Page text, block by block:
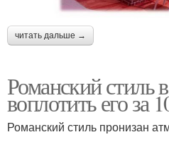
читать дальше →
Романский стиль
воплотить его за
Романский стиль пронизан